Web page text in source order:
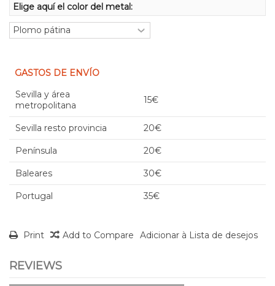
Elige aquí el color del metal:
GASTOS DE ENVÍO
Sevilla y área
metropolitana
15€
Sevilla resto provincia 20€
Península 20€
Baleares 30€
Portugal 35€
Print Add to Compare Adicionar à Lista de desejos
REVIEWS